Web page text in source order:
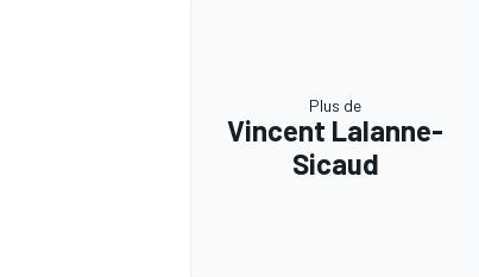
Plus de
Vincent Lalanne-
Sicaud